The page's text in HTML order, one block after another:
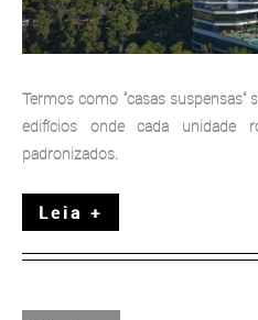
Termos como “casas
edifícios onde cada unidade
padronizados.
Leia +